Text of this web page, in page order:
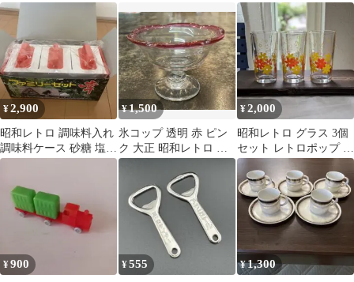
トカップ 5個
売り11個
¥2,900
昭和レトロ 調味料入れ
調味料ケース 砂糖 塩
レトロポップ ファミ
¥1,500
氷コップ 透明 赤 ピン
ク 大正 昭和レトロ か
き氷 吹きガラス 花縁
¥2,000
昭和レトロ グラス 3個
セット レトロポップ 花
柄 デットストック ヴィ
ンテージ
¥900 ¥555 ¥1,300